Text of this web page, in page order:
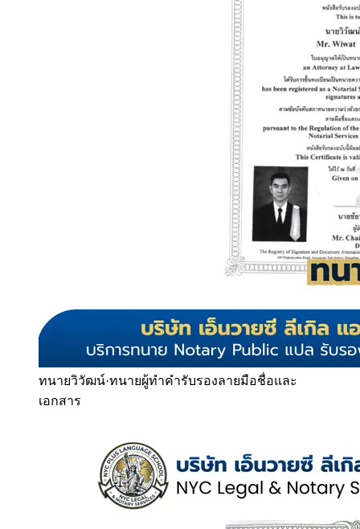
ทนายวิวัฒน์·ทนายผู้ทำคำรับรองลายมือชื่อและ
เอกสาร